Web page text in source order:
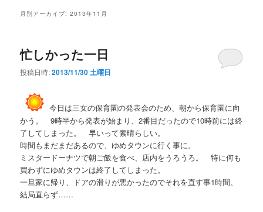
月別アーカイブ:2013年11月
忙しかった一日
投稿日時:2013/11/30 土曜日
今日は三女の保育園の発表会のため、朝から保育園に向
かう。 9時半から発表が始まり、2番目だったので10時前には終
了してしまった。 早いって素晴らしい。
時間もまだまだあるので、ゆめタウンに行く事に。
ミスタードーナツで朝ご飯を食べ、店内をうろうろ。 特に何も
買わずにゆめタウンは終了してしまった。
一旦家に帰り、ドアの滑りが悪かったのでそれを直す事1時間、
結局直らず……